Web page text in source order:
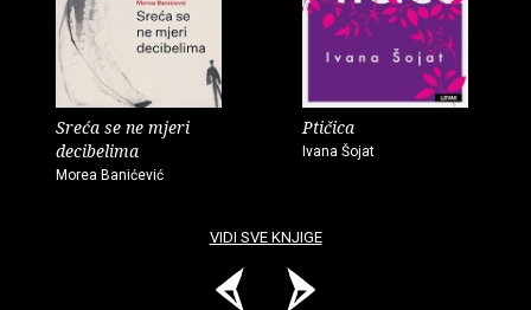
Sreća se ne mjeri
decibelima
Morea Banićević
Ptičica
Ivana Šojat
VIDI SVE KNJIGE